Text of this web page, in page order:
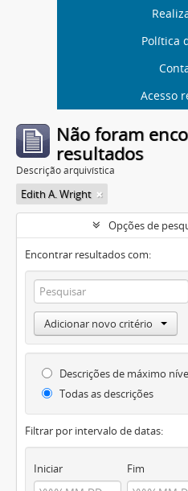
Política
Acesso
Não foram
resultados
Descrição arquivística
Edith A. Wright
Opções de
Encontrar resultados com:
Adicionar novo critério
Descrições de máximo
Todas as descrições
Filtrar por intervalo de datas:
Iniciar Fim